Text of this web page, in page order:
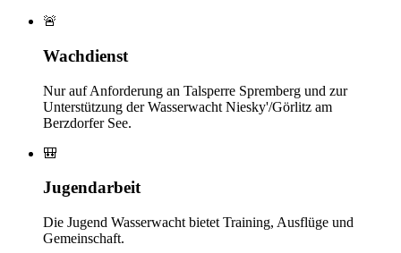
🚨
Wachdienst
Nur auf Anforderung an Talsperre Spremberg und zur
Unterstützung der Wasserwacht Niesky'/Görlitz am
Berzdorfer See.
🎒
Jugendarbeit
Die Jugend Wasserwacht bietet Training, Ausflüge und
Gemeinschaft.